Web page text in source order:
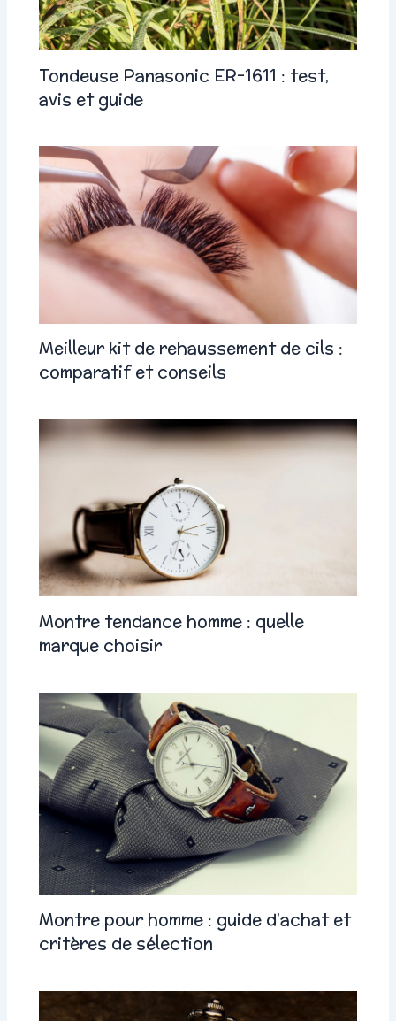
Tondeuse Panasonic ER-1611 : test,
avis et guide
Meilleur kit de rehaussement de cils :
comparatif et conseils
Montre tendance homme : quelle
marque choisir
Montre pour homme : guide d’achat et
critères de sélection